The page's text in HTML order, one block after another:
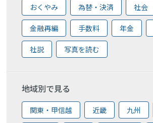
おくやみ 為替・決済 社会
金融再編 手数料 年金
社説 写真を読む
地域別で見る
関東・甲信越 近畿 九州